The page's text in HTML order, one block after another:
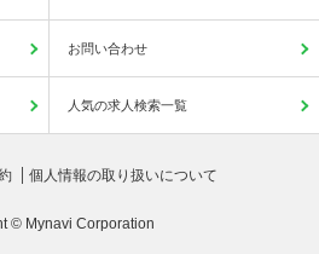
お問い合わせ
人気の求人検索一覧
個人情報の取り扱いについて
© Mynavi Corporation